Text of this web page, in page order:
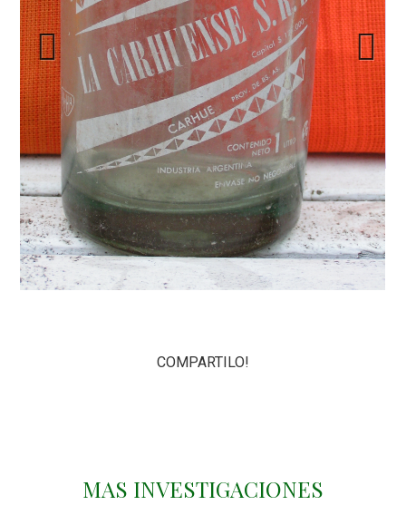
Previous Next
COMPARTILO!
MAS INVESTIGACIONES